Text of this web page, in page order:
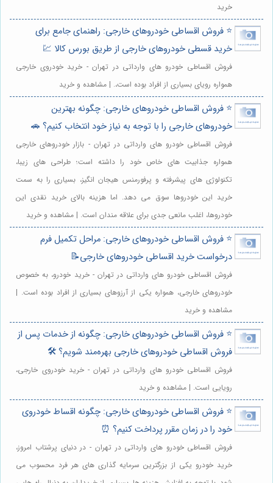
خرید
⭐️ فروش اقساطی خودروهای خارجی: راهنمای جامع برای
خرید قسطی خودروهای خارجی از طریق بورس کالا 💹
فروش اقساطی خودرو های وارداتی در تهران - خرید خودروی خارجی
همواره رویای بسیاری از افراد بوده است،. | مشاهده و خرید
⭐️ فروش اقساطی خودروهای خارجی: چگونه بهترین
خودروهای خارجی را با توجه به نیاز خود انتخاب کنیم؟ 🚗
فروش اقساطی خودرو های وارداتی در تهران - بازار خودروهای خارجی
همواره جذابیت های خاص خود را داشته است؛ طراحی های زیبا،
تکنولوژی های پیشرفته و پرفورمنس هیجان انگیز، بسیاری را به سمت
خرید این خودروها سوق می دهد. اما هزینه بالای خرید نقدی این
خودروها، اغلب مانعی جدی برای علاقه مندان است. | مشاهده و خرید
⭐️ فروش اقساطی خودروهای خارجی: مراحل تکمیل فرم
درخواست خرید اقساطی خودروهای خارجی📝
فروش اقساطی خودرو های وارداتی در تهران - خرید خودرو، به خصوص
خودروهای خارجی، همواره یکی از آرزوهای بسیاری از افراد بوده است. |
مشاهده و خرید
⭐️ فروش اقساطی خودروهای خارجی: چگونه از خدمات پس از
فروش اقساطی خودروهای خارجی بهره‌مند شویم؟ 🛠️
فروش اقساطی خودرو های وارداتی در تهران - خرید خودروی خارجی،
رویایی است. | مشاهده و خرید
⭐️ فروش اقساطی خودروهای خارجی: چگونه اقساط خودروی
خود را در زمان مقرر پرداخت کنیم؟ ⏰
فروش اقساطی خودرو های وارداتی در تهران - در دنیای پرشتاب امروز،
خرید خودرو یکی از بزرگترین سرمایه گذاری های هر فرد محسوب می